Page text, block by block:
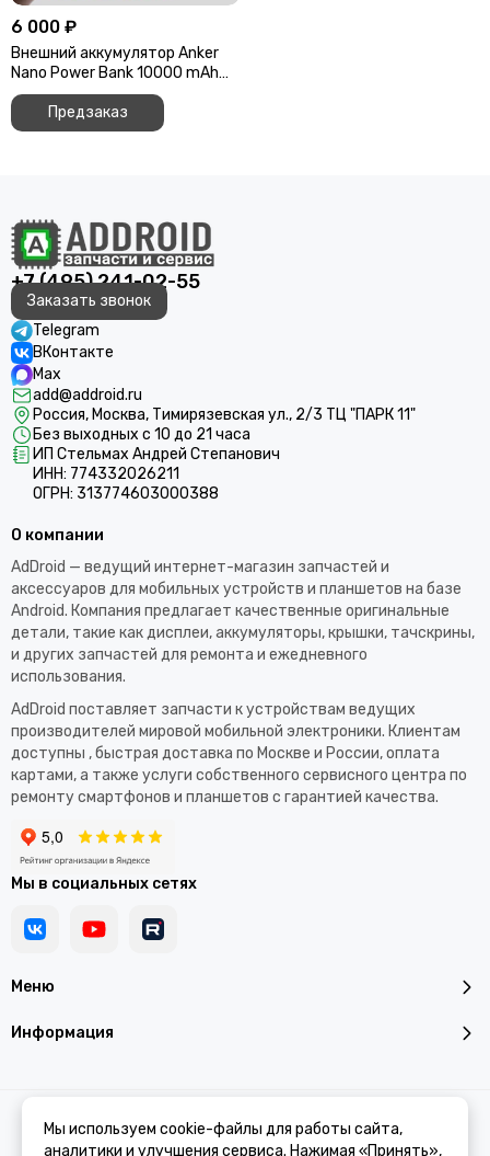
6 000 ₽
Внешний аккумулятор Anker
Nano Power Bank 10000 mAh
45W (A1638) белый
Предзаказ
+7 (495) 241-02-55
Заказать звонок
Telegram
ВКонтакте
Max
add@addroid.ru
Россия, Москва, Тимирязевская ул., 2/3 ТЦ "ПАРК 11"
Без выходных с 10 до 21 часа
ИП Стельмах Андрей Степанович
ИНН: 774332026211
ОГРН: 313774603000388
Меню
Информация
О компании
AdDroid — ведущий интернет-магазин запчастей и
аксессуаров для мобильных устройств и планшетов на базе
Android. Компания предлагает качественные оригинальные
детали, такие как дисплеи, аккумуляторы, крышки, тачскрины,
и других запчастей для ремонта и ежедневного
использования.​
AdDroid поставляет запчасти к устройствам ведущих
производителей мировой мобильной электроники. Клиентам
доступны , быстрая доставка по Москве и России, оплата
картами, а также услуги собственного сервисного центра по
ремонту смартфонов и планшетов с гарантией качества.
Мы в социальных сетях
2026 © Addroid.ru. Карта сайта
Мы используем cookie-файлы для работы сайта,
аналитики и улучшения сервиса. Нажимая «Принять»,